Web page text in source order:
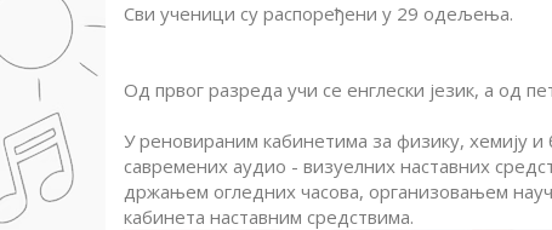
Сви ученици су распоређени у 29 одељења.
Од првог разреда учи се енглески језик, а од
У реновираним кабинетима за физику, хемију
савремених аудио - визуелних наставних
држањем огледних часова, организовањем
кабинета наставним средствима.